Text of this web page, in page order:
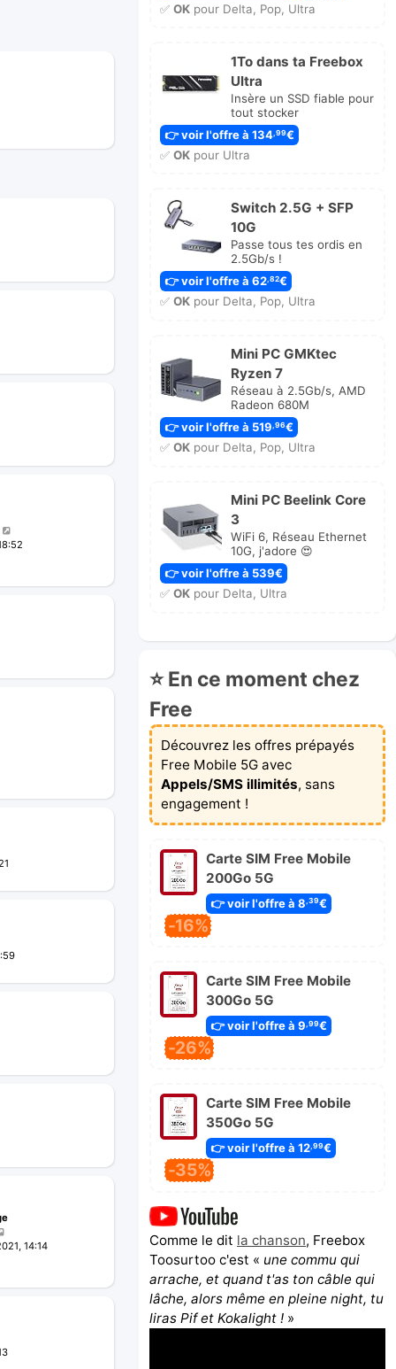
14:14
✅ OKpour Delta, Pop, Ultra
1To dans ta Freebox
Ultra
Insère un SSD fiable pour
tout stocker
👉 voir l'offre à 134 ,99€
✅ OKpour Ultra
Switch 2.5G + SFP
10G
Passe tous tes ordis en
2.5Gb/s !
👉 voir l'offre à 62,82€
✅ OKpour Delta, Pop, Ultra
Mini PC GMKtec
Ryzen 7
Réseau à 2.5Gb/s, AMD
Radeon 680M
👉 voir l'offre à 519,96€
✅ OKpour Delta, Pop, Ultra
Mini PC Beelink Core
3
WiFi 6, Réseau Ethernet
10G, j'adore 😍
👉 voir l'offre à 539€
✅ OKpour Delta, Ultra
⭐ En ce moment chez
Free
Découvrez les offres prépayés
Free Mobile 5G avec
Appels/SMS illimités, sans
engagement !
Carte SIM Free Mobile
200Go 5G
👉 voir l'offre à 8,39€
-16%
Carte SIM Free Mobile
300Go 5G
👉 voir l'offre à 9 ,99€
-26%
Carte SIM Free Mobile
350Go 5G
👉 voir l'offre à 12,99€
-35%
Comme le dit la chanson, Freebox
Toosurtoo c'est « une commu qui
arrache, et quand t'as ton câble qui
lâche, alors même en pleine night, tu
liras Pif et Kokalight ! »